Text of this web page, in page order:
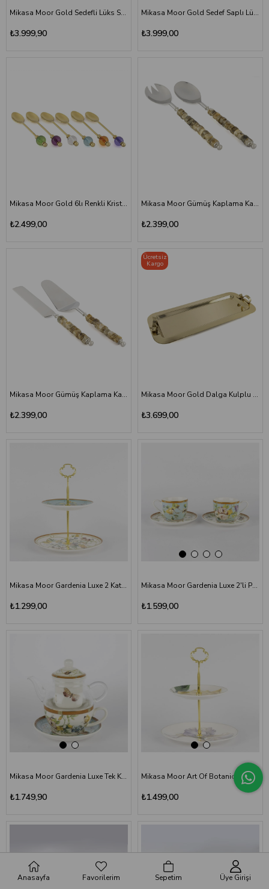
Mikasa Moor Gold Sedefli Lüks Salata Servis Takımı
₺3.999,90
Mikasa Moor Gold Sedef Saplı Lüks Kek Servis Takımı
₺3.999,00
Mikasa Moor Gold 6lı Renkli Kristal Taşlı Lüks Çay Kaşığı Seti
₺2.499,00
Mikasa Moor Gümüş Kaplama Kahve Doğal Taş Saplı Salata Servis Seti
₺2.399,00
Mikasa Moor Gümüş Kaplama Kahve Doğal Taş Saplı Kek Servis Takımı
₺2.399,00
Mikasa Moor Gold Dalga Kulplu Lüks Metal Sunum Tepsisi
₺3.699,00
Ücretsiz
Kargo
Mikasa Moor Gardenia Luxe 2 Katlı Porselen Sunum ve Servis Standı
₺1.299,00
Mikasa Moor Gardenia Luxe 2'li Porselen Kahve Fincan Seti 90 cc
₺1.599,00
Mikasa Moor Gardenia Luxe Tek Kişilik Porselen Demlik ve Fincan Seti
₺1.749,90
Mikasa Moor Art Of Botanica 2 Katlı Servis Standı 20x16x27cm
₺1.499,00
Anasayfa Favorilerim Sepetim Üye Girişi